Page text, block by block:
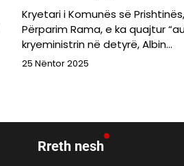
Kryetari i Komunës së Prishtinës,
Përparim Rama, e ka quajtur
kryeministrin në detyrë, Albin…
25 Nëntor 2025
Rreth nesh